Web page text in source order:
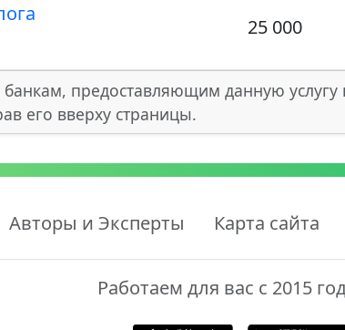
25 000
банкам, предоставляющим данную
его вверху страницы.
Авторы и Эксперты Карта сайта
Работаем для вас с 2015